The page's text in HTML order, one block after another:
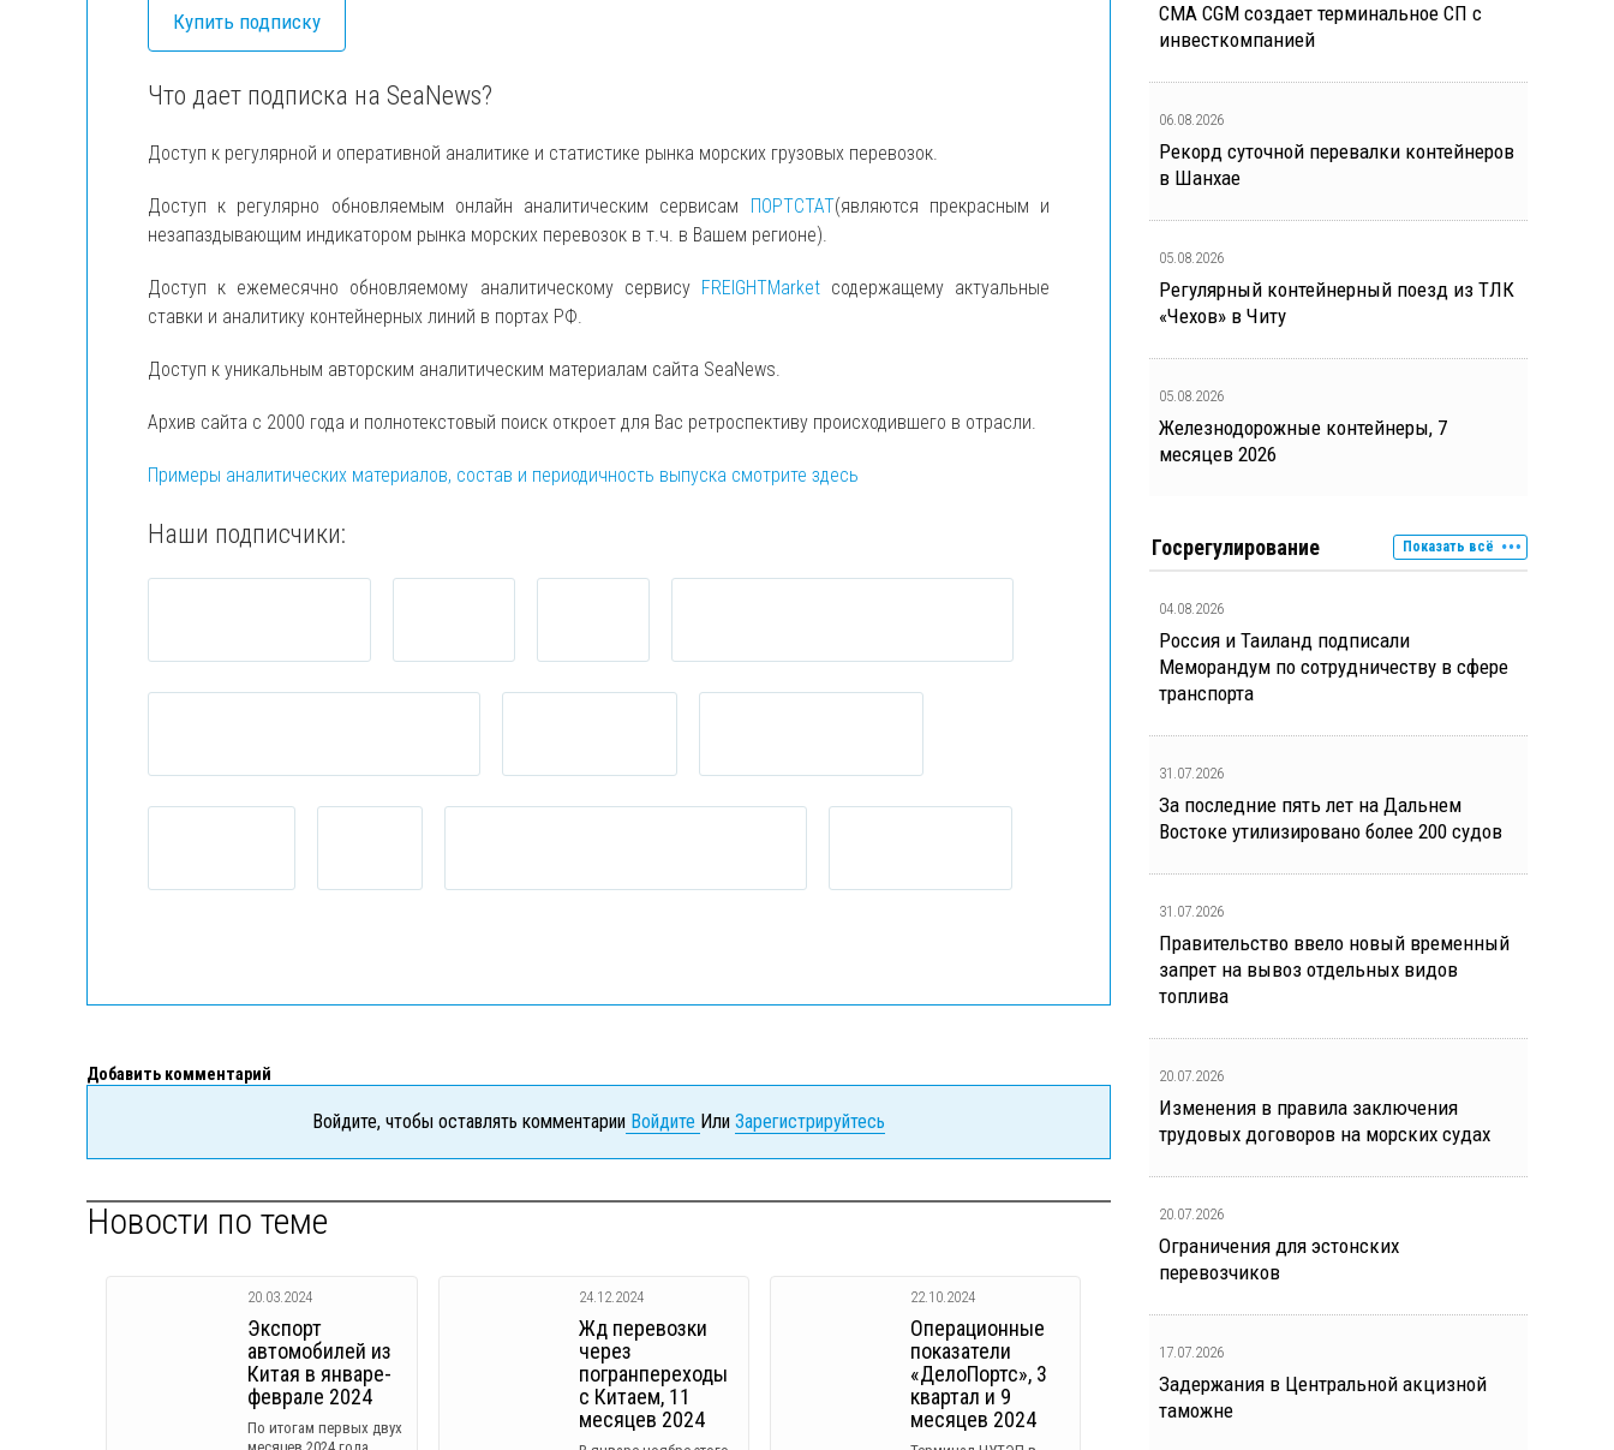
Купить подписку
Что дает подписка на SeaNews?
Доступ к регулярной и оперативной аналитике и статистике рынка морских грузовых перевозок.
Доступ к регулярно обновляемым онлайн аналитическим сервисам ПОРТСТАТ(являются прекрасным и
незапаздывающим индикатором рынка морских перевозок в т.ч. в Вашем регионе).
Доступ к ежемесячно обновляемому аналитическому сервису FREIGHTMarketсодержащему актуальные
ставки и аналитику контейнерных линий в портах РФ.
Доступ к уникальным авторским аналитическим материалам сайта SeaNews.
Архив сайта с 2000 года и полнотекстовый поиск откроет для Вас ретроспективу происходившего в отрасли.
Примеры аналитических материалов, состав и периодичность выпуска смотрите здесь
Наши подписчики:
Добавить комментарий
Войдите, чтобы оставлять комментарии Войдите Или Зарегистрируйтесь
Новости по теме
20.03.2024
Экспорт
автомобилей из
Китая в январе-
феврале 2024
По итогам первых двух
24.12.2024
Жд перевозки
через
погранпереходы
с Китаем, 11
месяцев 2024
22.10.2024
Операционные
показатели
«ДелоПортс», 3
квартал и 9
месяцев 2024
CMA CGM создает терминальное СП с
инвесткомпанией
06.08.2026
Рекорд суточной перевалки контейнеров
в Шанхае
05.08.2026
Регулярный контейнерный поезд из ТЛК
«Чехов» в Читу
05.08.2026
Железнодорожные контейнеры, 7
месяцев 2026
Госрегулирование Показать всё
04.08.2026
Россия и Таиланд подписали
Меморандум по сотрудничеству в сфере
транспорта
31.07.2026
За последние пять лет на Дальнем
Востоке утилизировано более 200 судов
31.07.2026
Правительство ввело новый временный
запрет на вывоз отдельных видов
топлива
20.07.2026
Изменения в правила заключения
трудовых договоров на морских судах
20.07.2026
Ограничения для эстонских
перевозчиков
17.07.2026
Задержания в Центральной акцизной
таможне